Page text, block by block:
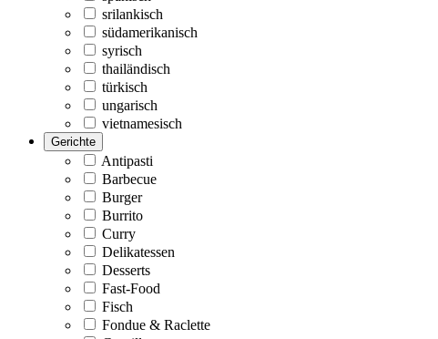
srilankisch
südamerikanisch
syrisch
thailändisch
türkisch
ungarisch
vietnamesisch
Gerichte
Antipasti
Barbecue
Burger
Burrito
Curry
Delikatessen
Desserts
Fast-Food
Fisch
Fondue & Raclette